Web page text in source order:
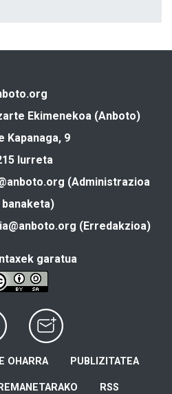
Ekimenekoa (Anboto)
Kapanaga, 9
Iurreta
(Administrazioa
(Erredakzioa)
garatua
OHARRA PUBLIZITATEA
RSS